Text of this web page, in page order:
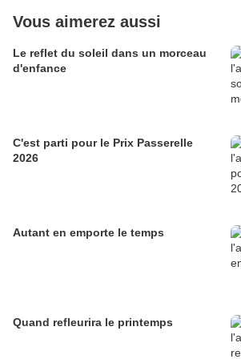
Vous aimerez aussi
Le reflet du soleil dans un morceau
d'enfance
C'est parti pour le Prix Passerelle
2026
Autant en emporte le temps
Quand refleurira le printemps